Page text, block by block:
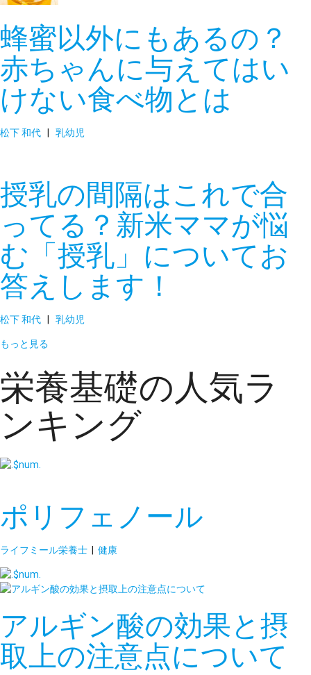
蜂蜜以外にもあるの？
赤ちゃんに与えてはい
けない食べ物とは
松下 和代 乳幼児
授乳の間隔はこれで合
ってる？新米ママが悩
む「授乳」についてお
答えします！
松下 和代 | 乳幼児
もっと見る
栄養基礎の人気ラ
ンキング
ポリフェノール
ライフミール栄養士 | 健康
アルギン酸の効果と摂
取上の注意点について